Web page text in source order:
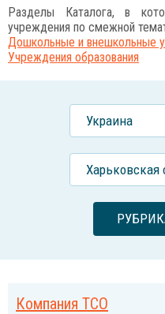
Разделы Каталога, в
учреждения по смежной
Дошкольные и внешкольные
Учреждения образования
Украина
Харьковская
Компания ТСО